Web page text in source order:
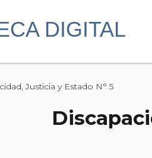
Justicia y Estado N° 5